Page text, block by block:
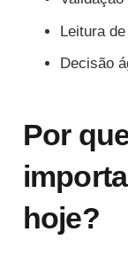
Leitura de
Decisão
Por
hoje?